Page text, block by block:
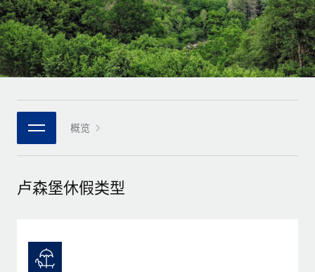
基础设施
Remote Embedded
将人力资源无缝融入工作流程
团队的内置核心人力资源功能
连接 新的
使用我们的 MCP 将任何人工智能工具与 Remote 平台相连
借助核心业务工具简化流程
咨询专家
中型市场
通过定制化人力资源解决方案扩展团队
企业
与我们携手合作
战略技术合作伙伴
集成与人工智能自动化咨询
研究与指引
案例研究
人力资源术语表
核对表和模板
职位描述库
网络研讨会
活动
薪金与人才洞察
Deutsch
Español
Italiano
Português (Portugal)
日本語
한국어
概览
卢森堡休假类型